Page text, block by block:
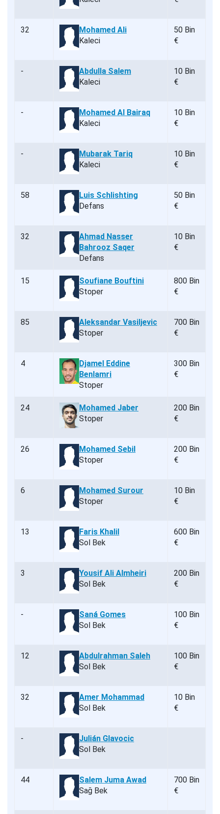
32
Mohamed Ali
Kaleci
50 Bin
€
-
Abdulla Salem
Kaleci
10 Bin
€
-
Mohamed Al Bairaq
Kaleci
10 Bin
€
-
Mubarak Tariq
Kaleci
10 Bin
€
58
Luis Schlishting
Defans
50 Bin
€
32
Ahmad Nasser
Bahrooz Saqer
Defans
10 Bin
€
15
Soufiane Bouftini
Stoper
800 Bin
€
85
Aleksandar Vasiljevic
Stoper
700 Bin
€
4
Djamel Eddine
Benlamri
Stoper
300 Bin
€
24
Mohamed Jaber
Stoper
200 Bin
€
26
Mohamed Sebil
Stoper
200 Bin
€
6
Mohamed Surour
Stoper
10 Bin
€
13
Faris Khalil
Sol Bek
600 Bin
€
3
Yousif Ali Almheiri
Sol Bek
200 Bin
€
-
Saná Gomes
Sol Bek
100 Bin
€
12
Abdulrahman Saleh
Sol Bek
100 Bin
€
32
Amer Mohammad
Sol Bek
10 Bin
€
-
Julián Glavocic
Sol Bek
44
Salem Juma Awad
Sağ Bek
700 Bin
€